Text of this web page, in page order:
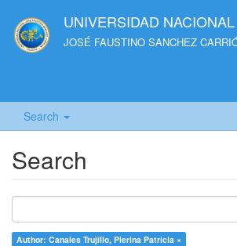
UNIVERSIDAD NACIONAL
JOSÉ FAUSTINO SANCHEZ
Search
Search
Author: Canales Trujillo, Pierina Patricia ×